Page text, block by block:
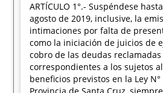
ARTÍCULO 1°.- Suspéndese
agosto de 2019, inclusive, la
intimaciones por falta de
como la iniciación de juicios de
cobro de las deudas
correspondientes a los sujetos
beneficios previstos en la Ley